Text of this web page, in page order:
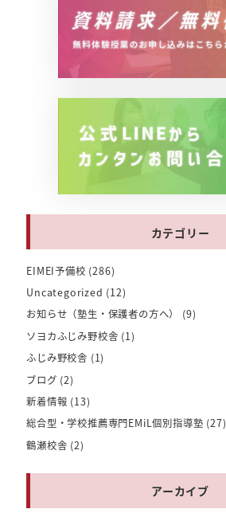
カテゴリー
EIMEI予備校 (286)
Uncategorized (12)
お知らせ（塾生・保護者の方へ）
(9)
ソヨカふじみ野校舎 (1)
ふじみ野校舎 (1)
ブログ (2)
新着情報 (13)
総合型・学校推薦専門EMiL個別指導塾 (27)
鶴瀬校舎 (2)
アーカイブ